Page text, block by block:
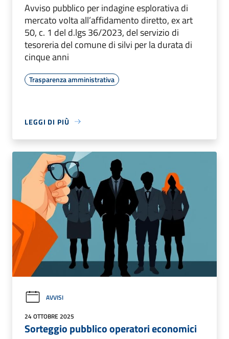
Avviso pubblico per indagine esplorativa di
mercato volta all’affidamento diretto, ex art
50, c. 1 del d.lgs 36/2023, del servizio di
tesoreria del comune di silvi per la durata di
cinque anni
Trasparenza amministrativa
LEGGI DI PIÙ
AVVISI
24 OTTOBRE 2025
Sorteggio pubblico operatori economici